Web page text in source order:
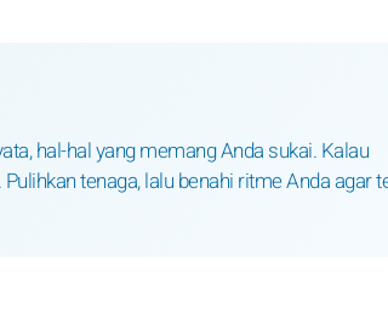
hal-hal yang memang Anda sukai. Kalau
tenaga, lalu benahi ritme Anda agar